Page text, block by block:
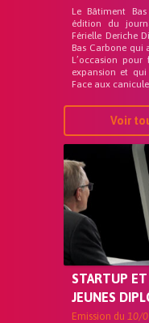
Le Bâtiment
édition du
Férielle Deriche
Bas Carbone qui
L’occasion
expansion et
Face aux
Voir
STARTUP ET
JEUNES
Emission du 10/